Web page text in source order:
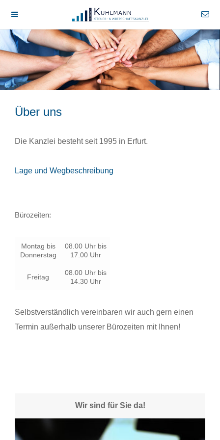
Über uns
Die Kanzlei besteht seit 1995 in Erfurt.
Lage und Wegbeschreibung
Bürozeiten:
Montag bis
Donnerstag
08.00 Uhr bis
17.00 Uhr
Freitag
08.00 Uhr bis
14.30 Uhr
Selbstverständlich vereinbaren wir auch gern einen
Termin außerhalb unserer Bürozeiten mit Ihnen!
Wir sind für Sie da!